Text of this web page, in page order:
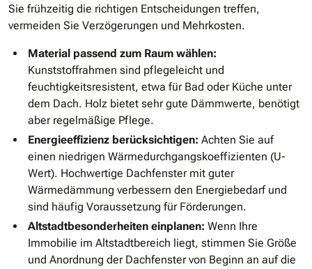
Sie frühzeitig die richtigen Entscheidungen treffen,
vermeiden Sie Verzögerungen und Mehrkosten.
Material passend zum Raum wählen:
Kunststoffrahmen sind pflegeleicht und
feuchtigkeitsresistent, etwa für Bad oder Küche unter
dem Dach. Holz bietet sehr gute Dämmwerte, benötigt
aber regelmäßige Pflege.
Energieeffizienz berücksichtigen: Achten Sie auf
einen niedrigen Wärmedurchgangskoeffizienten (U-
Wert). Hochwertige Dachfenster mit guter
Wärmedämmung verbessern den Energiebedarf und
sind häufig Voraussetzung für Förderungen.
Altstadtbesonderheiten einplanen: Wenn Ihre
Immobilie im Altstadtbereich liegt, stimmen Sie Größe
und Anordnung der Dachfenster von Beginn an auf die